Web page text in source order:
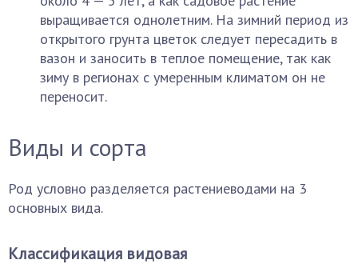
выращивается однолетним. На зимний период из
открытого грунта цветок следует пересадить в
вазон и заносить в теплое помещение, так как
зиму в регионах с умеренным климатом он не
переносит.
Виды и сорта
Род условно разделяется растениеводами на 3
основных вида.
Классификация видовая